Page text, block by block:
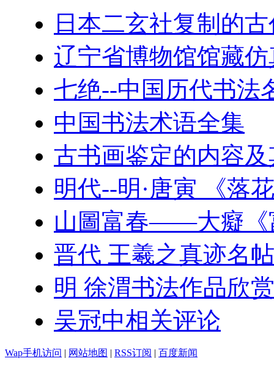
日本二玄社复制的
辽宁省博物馆馆藏
七绝--中国历代书法
中国书法术语全集
古书画鉴定的内容
明代--明·唐寅 《落
山圖富春——大癡《
晋代 王羲之真迹名
明 徐渭书法作品欣赏
吴冠中相关评论
Wap手机访问 | 网站地图 | RSS订阅 | 百度新闻